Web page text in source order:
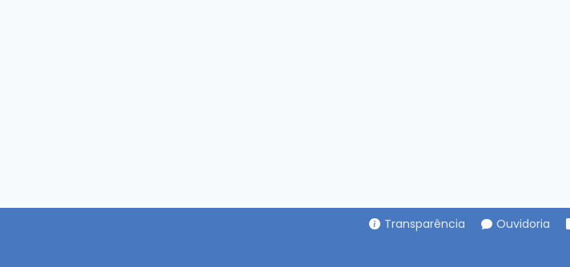
Transparência Ouvidoria